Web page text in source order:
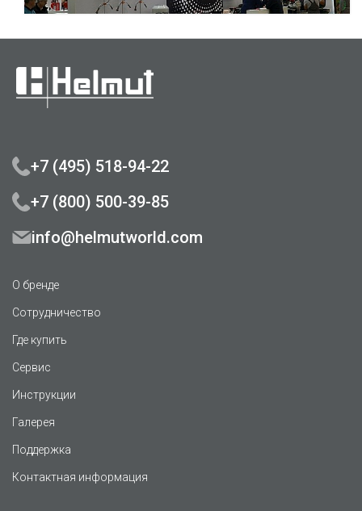
+7 (495) 518-94-22
+7 (800) 500-39-85
info@helmutworld.com
О бренде
Сотрудничество
Где купить
Сервис
Инструкции
Галерея
Поддержка
Контактная информация